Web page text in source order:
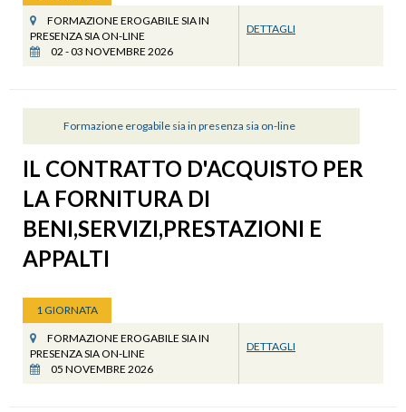
FORMAZIONE EROGABILE SIA IN
PRESENZA SIA ON-LINE
02 - 03 NOVEMBRE 2026
DETTAGLI
Formazione erogabile sia in presenza sia on-line
IL CONTRATTO D'ACQUISTO PER
LA FORNITURA DI
BENI,SERVIZI,PRESTAZIONI E
APPALTI
1 GIORNATA
FORMAZIONE EROGABILE SIA IN
PRESENZA SIA ON-LINE
05 NOVEMBRE 2026
DETTAGLI